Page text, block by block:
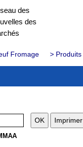
des
des
Fromage >